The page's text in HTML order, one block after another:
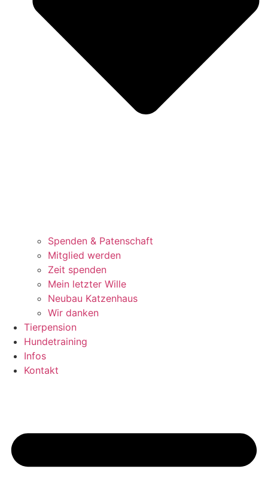
Spenden & Patenschaft
Mitglied werden
Zeit spenden
Mein letzter Wille
Neubau Katzenhaus
Wir danken
Tierpension
Hundetraining
Infos
Kontakt